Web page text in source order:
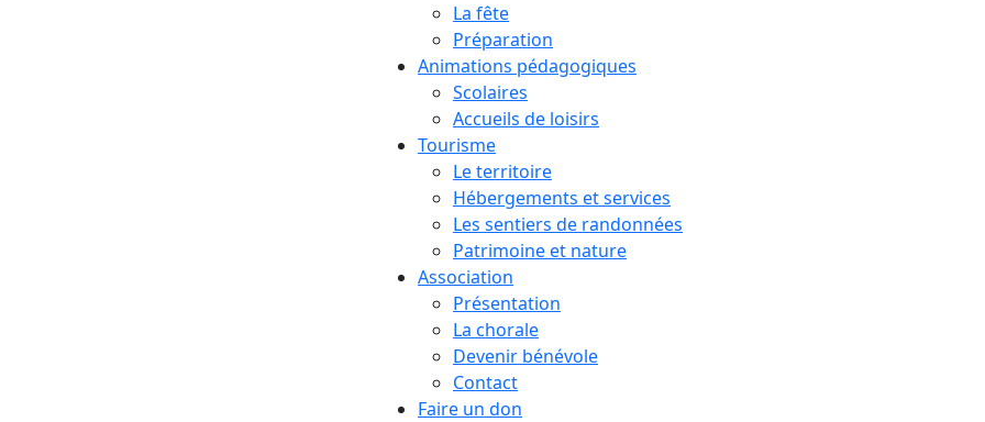
La fête
Préparation
Animations pédagogiques
Scolaires
Accueils de loisirs
Tourisme
Le territoire
Hébergements et services
Les sentiers de randonnées
Patrimoine et nature
Association
Présentation
La chorale
Devenir bénévole
Contact
Faire un don